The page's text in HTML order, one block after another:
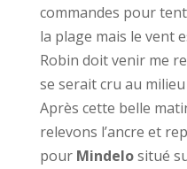
commandes pour
la plage mais le vent
Robin doit venir me
se serait cru au
Après cette belle
relevons l’ancre et
pour Mindelositué